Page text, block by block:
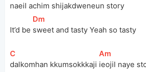
naeil achim shijakdweneun story
It’d be
[Dm
sweet and tasty Yeah so tasty
[
C
dalkomhan kkumsokkkaji
[
Am
ieojil naye